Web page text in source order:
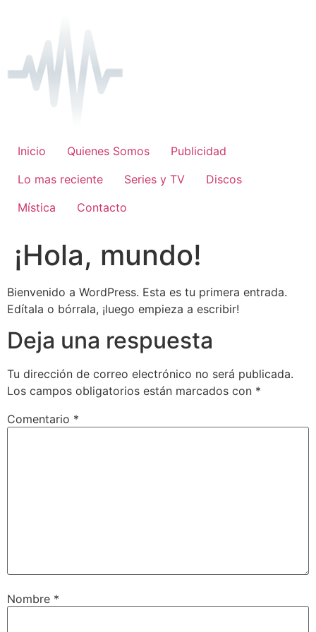
contenido
Inicio Quienes Somos
Publicidad
Lo mas reciente
Series y TV
Discos
Mística
Contacto
¡Hola, mundo!
Bienvenido a WordPress. Esta es tu primera entrada.
Edítala o bórrala, ¡luego empieza a escribir!
Deja una respuesta
Tu dirección de correo electrónico no será publicada.
Los campos obligatorios están marcados con *
Comentario *
Nombre *